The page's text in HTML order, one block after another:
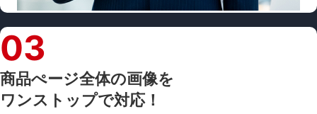
03
商品ぺージ全体の画像を
ワンストップで対応！